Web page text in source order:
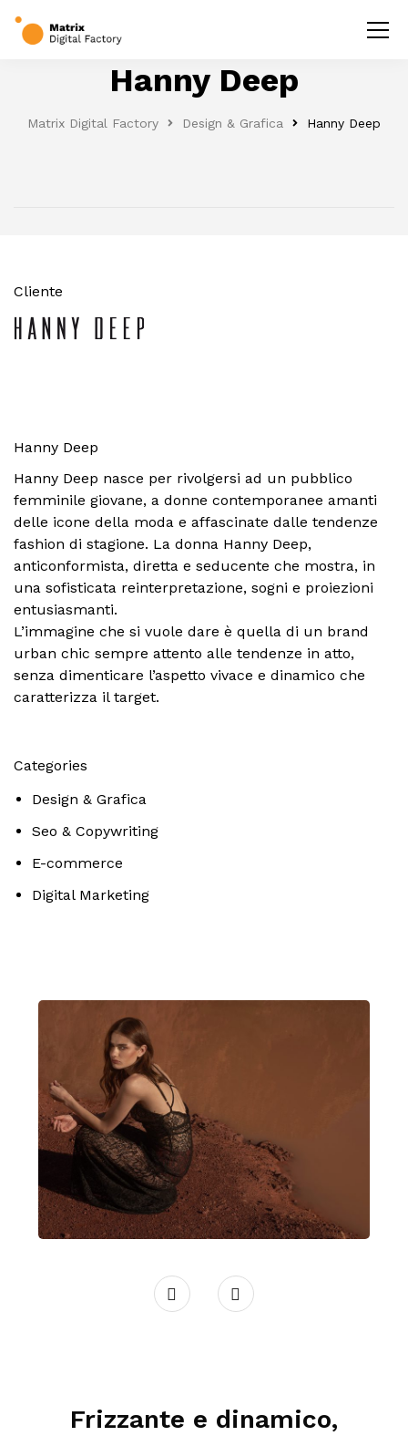
Hanny Deep
Matrix Digital Factory Design & Grafica Hanny Deep
Cliente
Hanny Deep
Hanny Deep nasce per rivolgersi ad un pubblico
femminile giovane, a donne contemporanee amanti
delle icone della moda e affascinate dalle tendenze
fashion di stagione. La donna Hanny Deep,
anticonformista, diretta e seducente che mostra, in
una sofisticata reinterpretazione, sogni e proiezioni
entusiasmanti.
L’immagine che si vuole dare è quella di un brand
urban chic sempre attento alle tendenze in atto,
senza dimenticare l’aspetto vivace e dinamico che
caratterizza il target.
Categories
Design & Grafica
Seo & Copywriting
E-commerce
Digital Marketing
Frizzante e dinamico,